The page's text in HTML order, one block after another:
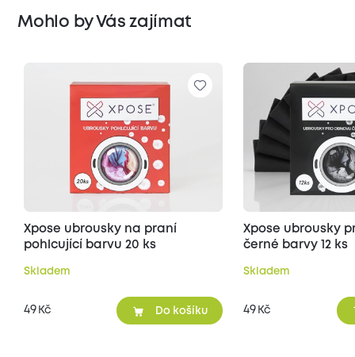
Mohlo by Vás zajímat
Xpose ubrousky na praní
pohlcující barvu 20 ks
Skladem
49 Kč Do košíku
Xpose ubrousky
černé barvy 12 ks
Skladem
49 Kč